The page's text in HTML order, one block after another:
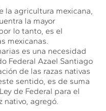
la agricultura mexicana,
la mayor
lo tanto, es el
mexicanas.
es una necesidad
Federal Azael Santiago
de las razas nativas
sentido, es de suma
de Federal para el
nativo, agregó.